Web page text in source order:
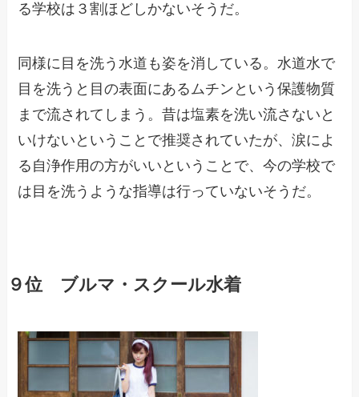
る学校は３割ほどしかないそうだ。
同様に目を洗う水道も姿を消している。水道水で
目を洗うと目の表面にあるムチンという保護物質
まで流されてしまう。昔は塩素を洗い流さないと
いけないということで推奨されていたが、涙によ
る自浄作用の方がいいということで、今の学校で
は目を洗うような指導は行っていないそうだ。
９位 ブルマ・スクール水着